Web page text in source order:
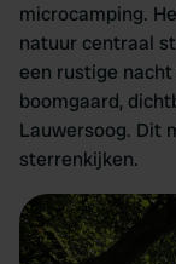
microcamping.
natuur centraal
een rustige
boomgaard,
Lauwersoog. Dit
sterrenkijken.